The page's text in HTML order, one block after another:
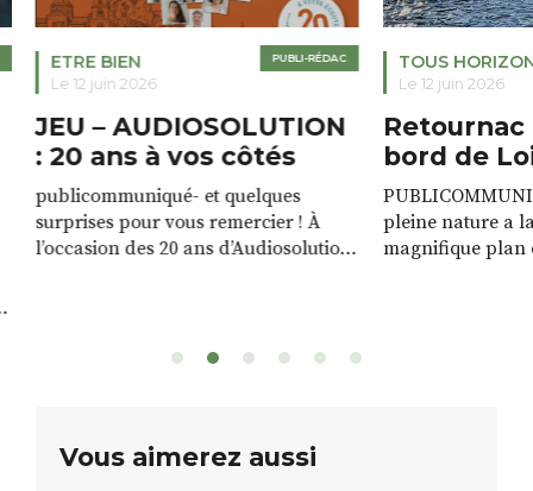
PUBLI-RÉDAC
ETRE BIEN
Le 12 juin 2026
JEU – AUDIOSOLUTION
: 20 ans à vos côtés
publicommuniqué- et quelques
surprises pour vous remercier ! À
l’occasion des 20 ans d’Audiosolution,
sont à gagner, sélectionnés auprès
12h à […]
TOUS
Le 12 juin 2026
Retournac
bord de
pleine nature a
magnifique plan
Vous aimerez aussi